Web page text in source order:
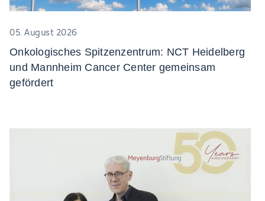
05. August 2026
Onkologisches Spitzenzentrum: NCT Heidelberg
und Mannheim Cancer Center gemeinsam
gefördert